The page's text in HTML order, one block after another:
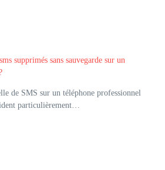
supprimés sans sauvegarde sur un
de SMS sur un téléphone professionnel
particulièrement…